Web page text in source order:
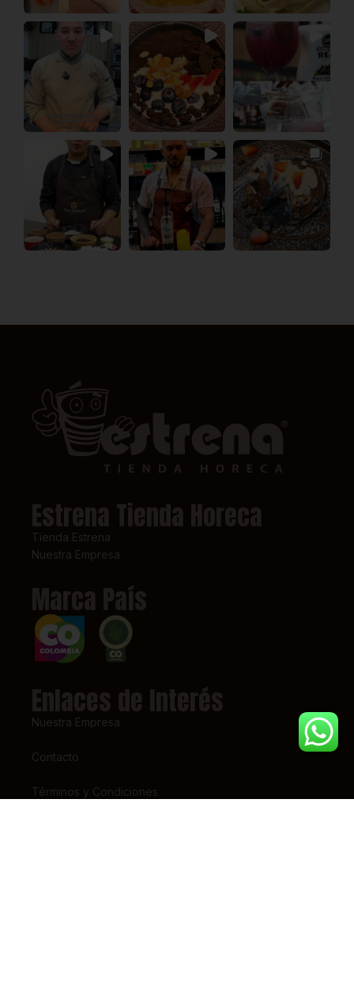
Estrena Tienda Horeca
Tienda Estrena
Nuestra Empresa
Marca País
Enlaces de Interés
Nuestra Empresa
Contacto
Términos y Condiciones